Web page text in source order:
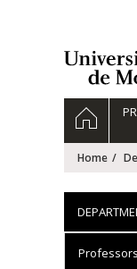
HOME
Home
Professors